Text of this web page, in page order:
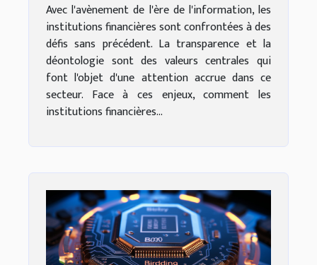
Avec l'avènement de l'ère de l'information, les
institutions financières sont confrontées à des
défis sans précédent. La transparence et la
déontologie sont des valeurs centrales qui
font l'objet d'une attention accrue dans ce
secteur. Face à ces enjeux, comment les
institutions financières...